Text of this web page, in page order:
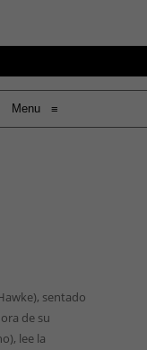
Menu ≡
sentado
de su
lee la